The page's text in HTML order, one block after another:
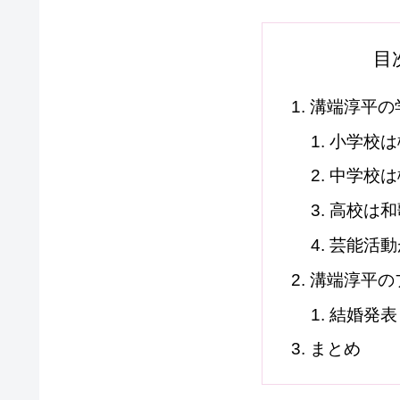
目
溝端淳平の
小学校
中学校
高校は
芸能活
溝端淳平の
結婚発表
まとめ